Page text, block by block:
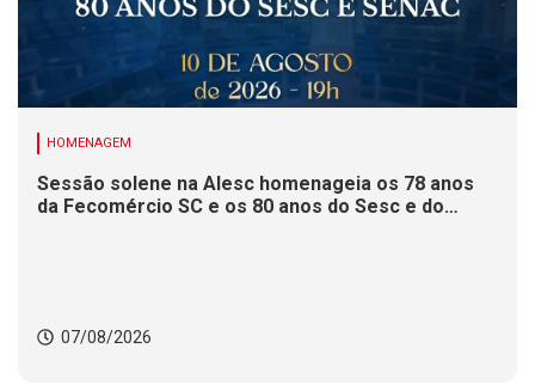
HOMENAGEM
Sessão solene na Alesc homenageia os 78 anos
da Fecomércio SC e os 80 anos do Sesc e do
07/08/2026